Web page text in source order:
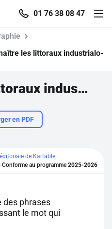
01 76 38 08 47
contenus offerts.
les littoraux industrialo-
Connaître les littoraux industrialo-portuaires
en PDF
de Kartable.
Conforme au programme 2025-2026
des phrases
le mot qui